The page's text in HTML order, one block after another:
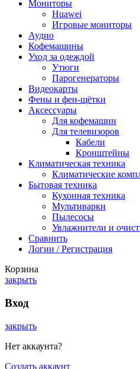
Мониторы
Huawei
Игровые мониторы
Аудио
Кофемашины
Уход за одеждой
Утюги
Парогенераторы
Видеокарты
Фены и фен-щётки
Аксессуары
Для кофемашин
Для телевизоров
Кабели
Кронштейны
Климатическая техника
Климатические
Бытовая техника
Кухонная техника
Мультиварки
Пылесосы
Увлажнители и
Сравнить
Логин / Регистрация
Корзина
закрыть
Вход
закрыть
Нет аккаунта?
Создать аккаунт